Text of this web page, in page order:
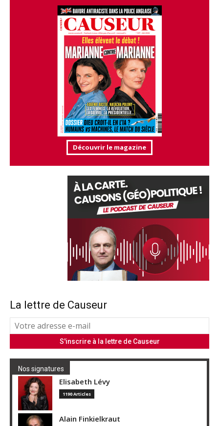
Découvrir le magazine
La lettre de Causeur
Nos signatures
Elisabeth Lévy
1190 Articles
Alain Finkielkraut